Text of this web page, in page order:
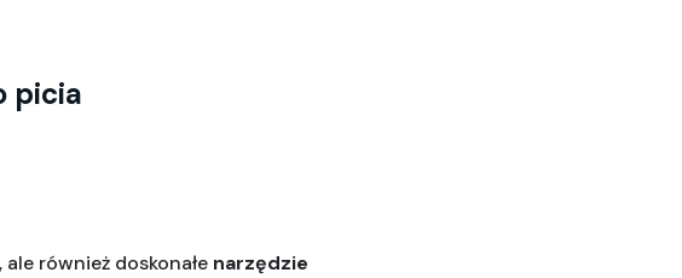
picia
również doskonałe narzędzie